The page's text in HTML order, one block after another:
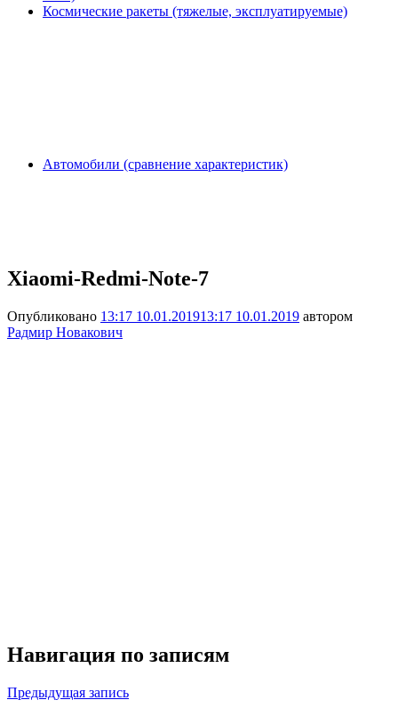
Космические ракеты (тяжелые, эксплуатируемые)
Автомобили (сравнение характеристик)
Xiaomi-Redmi-Note-7
Опубликовано 13:17 10.01.201913:17 10.01.2019 автором
Радмир Новакович
Навигация по записям
Предыдущая запись